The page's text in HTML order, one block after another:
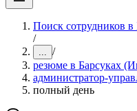
Поиск сотрудников
/
... /
резюме в Барсуках
администратор-
полный день